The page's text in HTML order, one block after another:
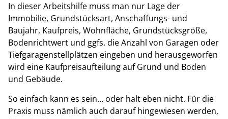
In dieser Arbeitshilfe muss man nur Lage der
Immobilie, Grundstücksart, Anschaffungs- und
Baujahr, Kaufpreis, Wohnfläche, Grundstücksgröße,
Bodenrichtwert und ggfs. die Anzahl von Garagen oder
Tiefgaragenstellplätzen eingeben und herausgeworfen
wird eine Kaufpreisaufteilung auf Grund und Boden
und Gebäude.
So einfach kann es sein… oder halt eben nicht. Für die
Praxis muss nämlich auch darauf hingewiesen werden,